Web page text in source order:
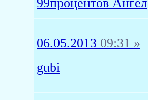
06.05.2013 09:31 »
gubi